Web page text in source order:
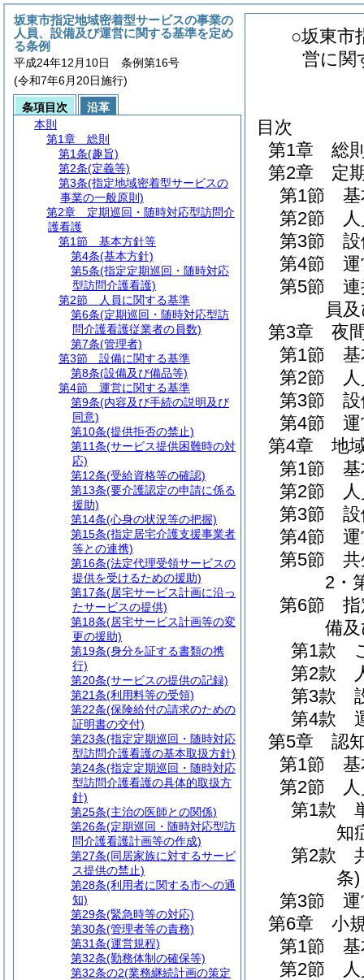
○坂東市
営に関
目次
第1章
総
第2章
定
第1節
第2節
第3節
第4節
第5節
員
第3章
夜
第1節
第2節
第3節
第4節
第4章
地
第1節
第2節
第3節
第4節
第5節
2・
第6節
備
第1款
第2款
第3款
第4款
第5章
認
第1節
第2節
第1款
知
第2款
条)
第3節
第6章
小
第1節
第2節
坂東市指定地域密着型サービスの事業の
人員、設備及び運営に関する基準を定め
る条例
平成24年12月10日 条例第16号
(令和7年6月20日施行)
条項目次
沿革
本則
第1章
総則
第1条(趣旨)
第2条(定義等)
第3条(指定地域密着型サービスの
事業の一般原則)
第2章
定期巡回・随時対応型訪問介
護看護
第1節
基本方針等
第4条(基本方針)
第5条(指定定期巡回・随時対応
型訪問介護看護)
第2節
人員に関する基準
第6条(定期巡回・随時対応型訪
問介護看護従業者の員数)
第7条(管理者)
第3節
設備に関する基準
第8条(設備及び備品等)
第4節
運営に関する基準
第9条(内容及び手続の説明及び
同意)
第10条(提供拒否の禁止)
第11条(サービス提供困難時の対
応)
第12条(受給資格等の確認)
第13条(要介護認定の申請に係る
援助)
第14条(心身の状況等の把握)
第15条(指定居宅介護支援事業者
等との連携)
第16条(法定代理受領サービスの
提供を受けるための援助)
第17条(居宅サービス計画に沿っ
たサービスの提供)
第18条(居宅サービス計画等の変
更の援助)
第19条(身分を証する書類の携
行)
第20条(サービスの提供の記録)
第21条(利用料等の受領)
第22条(保険給付の請求のための
証明書の交付)
第23条(指定定期巡回・随時対応
型訪問介護看護の基本取扱方針)
第24条(指定定期巡回・随時対応
型訪問介護看護の具体的取扱方
針)
第25条(主治の医師との関係)
第26条(定期巡回・随時対応型訪
問介護看護計画等の作成)
第27条(同居家族に対するサービ
ス提供の禁止)
第28条(利用者に関する市への通
知)
第29条(緊急時等の対応)
第30条(管理者等の責務)
第31条(運営規程)
第32条(勤務体制の確保等)
第32条の2(業務継続計画の策定